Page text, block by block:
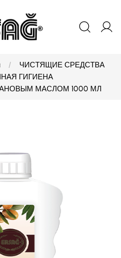
ЧИСТЯЩИЕ СРЕДСТВА
ГИГИЕНА
МАСЛОМ 1000 МЛ